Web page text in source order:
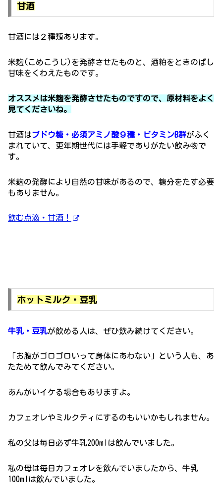
甘酒
甘酒には２種類あります。
米麹(こめこうじ)を発酵させたものと、酒粕をときのばし
甘味をくわえたものです。
オススメは米麹を発酵させたものですので、原材料をよく
見てくださいね。
甘酒はブドウ糖・必須アミノ酸９種・ビタミンB群がふく
まれていて、更年期世代には手軽でありがたい飲み物で
す。
米麹の発酵により自然の甘味があるので、糖分をたす必要
もありません。
飲む点滴・甘酒！
ホットミルク・豆乳
牛乳・豆乳が飲める人は、ぜひ飲み続けてください。
「お腹がゴロゴロいって身体にあわない」という人も、あ
たためて飲んでみてください。
あんがいイケる場合もありますよ。
カフェオレやミルクティにするのもいいかもしれません。
私の父は毎日必ず牛乳200mlは飲んでいました。
私の母は毎日カフェオレを飲んでいましたから、牛乳
100mlは飲んでいました。